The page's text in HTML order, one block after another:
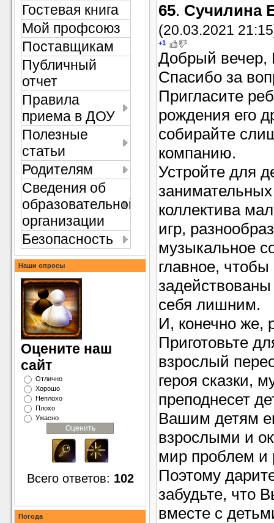
Гостевая книга
Мой профсоюз
Поставщикам
Публичный
отчет
Правила
приема в ДОУ
Полезные
статьи
Родителям
Сведения об
образовательной
организации
Безопасность
Наши опросы
Оцените наш
сайт
Отлично
Хорошо
Неплохо
Плохо
Ужасно
Всего ответов: 102
Погода
65. Сучилина
(20.03.2021
+1
Добрый вечер,
Спасибо за
Пригласите
рождения его
собирайте
компанию.
Устройте для
коллектива
игр,
музыкальное
главное,
себя лишним.
И, конечно же,
Приготовьте
взрослый
героя сказки,
преподнесет
Вашим детям
взрослыми и
мир проблем и
Поэтому
забудьте, что
вместе с